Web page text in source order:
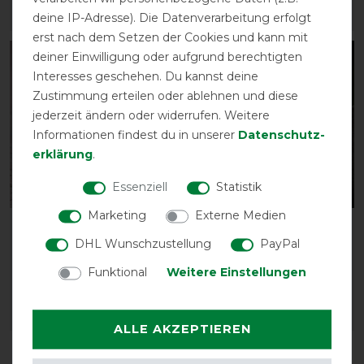
ARTIKEL MERKEN ARTIKEL MERKEN
-10%
Bucas Show-Line Boots
vorher 145,00 €
130,50 € *
-10%
Pad - Jump
vorher 69,00 €
deine IP-Adresse). Die Datenverarbeitung erfolgt
erst nach dem Setzen der Cookies und kann mit
deiner Einwilligung oder aufgrund berechtigten
Interesses geschehen. Du kannst deine
Zustimmung erteilen oder ablehnen und diese
jederzeit ändern oder widerrufen. Weitere
Informationen findest du in unserer Daten­schutz­
erklärung.
Essenziell
Statistik
Marketing
Externe Medien
DHL Wunschzustellung
PayPal
Funktional
Weitere Einstellungen
ALLE AKZEPTIEREN